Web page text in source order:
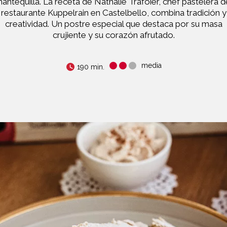
restaurante Kuppelrain en Castelbello, combina tradición y
creatividad. Un postre especial que destaca por su masa
crujiente y su corazón afrutado.
190 min. media